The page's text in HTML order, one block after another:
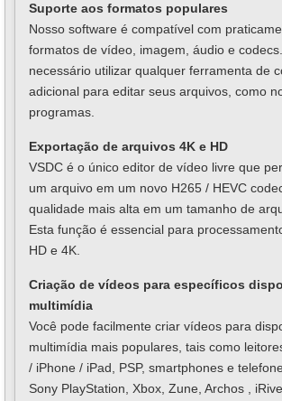
Suporte aos formatos populares
Nosso software é compatível com
formatos de vídeo, imagem, áudio e
necessário utilizar qualquer ferramenta de
adicional para editar seus arquivos, como
programas.
Exportação de arquivos 4K e HD
VSDC é o único editor de vídeo livre que
um arquivo em um novo H265 / HEVC
qualidade mais alta em um tamanho de
Esta função é essencial para
HD e 4K.
Criação de vídeos para específicos
multimídia
Você pode facilmente criar vídeos para
multimídia mais populares, tais como
/ iPhone / iPad, PSP, smartphones e
Sony PlayStation, Xbox, Zune, Archos ,